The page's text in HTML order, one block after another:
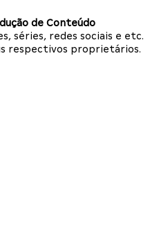
de Conteúdo
séries, redes sociais e etc.
respectivos proprietários.